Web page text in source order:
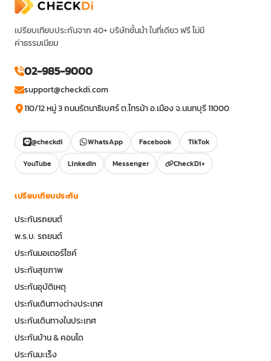
เปรียบเทียบประกันจาก 40+ บริษัทชั้นนำ ในที่เดียว ฟรี ไม่มี
ค่าธรรมเนียม
02-985-9000
support@checkdi.com
110/12 หมู่ 3 ถนนรัตนาธิเบศร์ ต.ไทรม้า อ.เมือง จ.นนทบุรี 11000
@checkdi WhatsApp Facebook
TikTok
YouTube
LinkedIn Messenger CheckDi+
เปรียบเทียบประกัน
ประกันรถยนต์
พ.ร.บ. รถยนต์
ประกันมอเตอร์ไซค์
ประกันสุขภาพ
ประกันอุบัติเหตุ
ประกันเดินทางต่างประเทศ
ประกันเดินทางในประเทศ
ประกันบ้าน & คอนโด
ประกันมะเร็ง